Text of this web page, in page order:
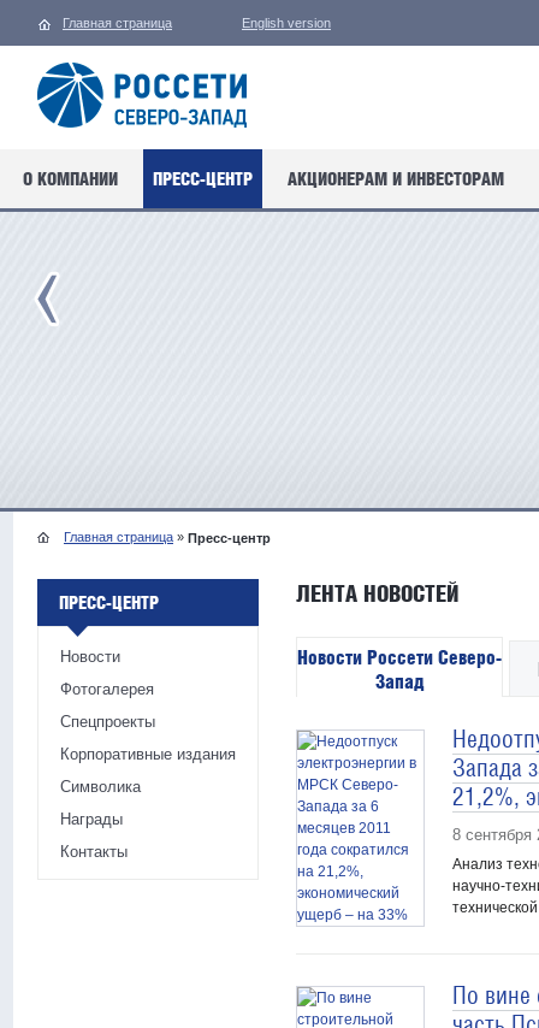
Главная страница English version
О КОМПАНИИ ПРЕСС-ЦЕНТР АКЦИОНЕРАМ И ИНВЕСТОРАМ
Главная страница » Пресс-центр
ПРЕСС-ЦЕНТР
Новости
Фотогалерея
Спецпроекты
Корпоративные издания
Символика
Награды
Контакты
ЛЕНТА НОВОСТЕЙ
Новости Россети Северо-
Запад
Запада
21,2%,
8 сентября
Анализ
научно-
По вине